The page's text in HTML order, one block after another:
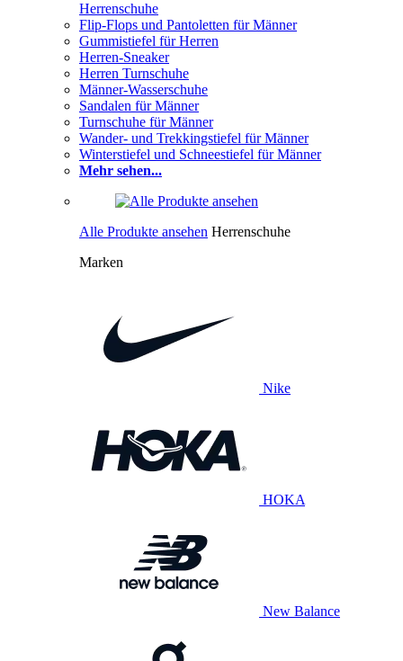
Herrenschuhe
Flip-Flops und Pantoletten für Männer
Gummistiefel für Herren
Herren-Sneaker
Herren Turnschuhe
Männer-Wasserschuhe
Sandalen für Männer
Turnschuhe für Männer
Wander- und Trekkingstiefel für Männer
Winterstiefel und Schneestiefel für Männer
Mehr sehen...
Alle Produkte ansehen Herrenschuhe
Marken
Nike
HOKA
New Balance